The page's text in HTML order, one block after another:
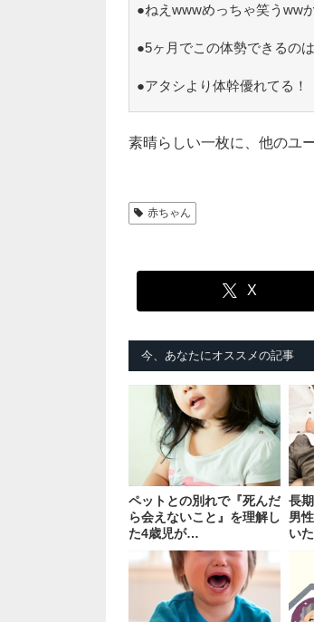
●ねえwwwめっちゃ笑うww
●5ヶ月でこの体勢できるの
●アタシより体幹優れてる！
素晴らしい一枚に、他のユ
赤ちゃん
X
今、あなたにオススメの記事
ペットとの別れで『死んだ
ら会えないこと』を理解し
た4歳児が…
長
男
い